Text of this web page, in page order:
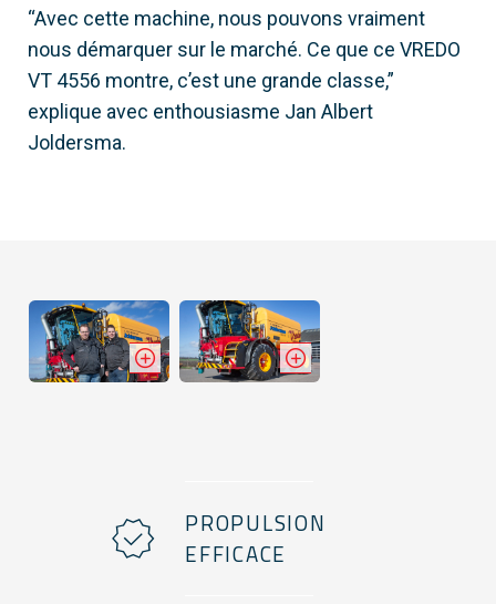
“Avec cette machine, nous pouvons vraiment
nous démarquer sur le marché. Ce que ce VREDO
VT 4556 montre, c’est une grande classe,”
explique avec enthousiasme Jan Albert
Joldersma.
PROPULSION
EFFICACE